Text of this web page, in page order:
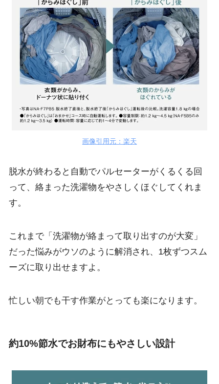
画像引用元：楽天
脱水が終わると自動でパルセーターがくるくる回
って、絡まった洗濯物をやさしくほぐしてくれま
す。
これまで「洗濯物が絡まって取り出すのが大変」
だった悩みがウソのように解消され、1枚ずつスム
ーズに取り出せますよ。
忙しい朝でも干す作業がとっても楽になります。
約10%節水でお財布にもやさしい設計